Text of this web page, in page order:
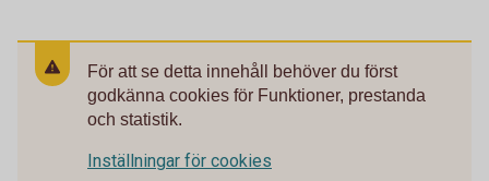
För att se detta innehåll behöver du först
godkänna cookies för Funktioner, prestanda
och statistik.
Inställningar för cookies